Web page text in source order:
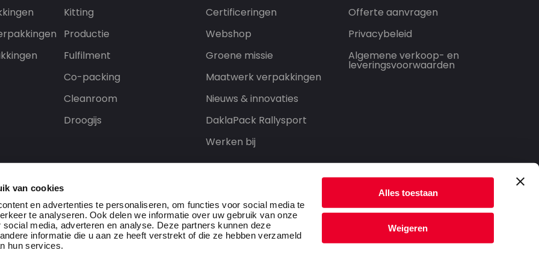
van cookies
en advertenties te personaliseren, om functies voor social media te
te analyseren. Ook delen we informatie over uw gebruik van onze
media, adverteren en analyse. Deze partners kunnen deze
informatie die u aan ze heeft verstrekt of die ze hebben verzameld
hun services.
Alles toestaan
Weigeren
Kitting
Productie
Fulfilment
Co-packing
Cleanroom
Droogijs
Certificeringen
Webshop
Groene missie
Maatwerk verpakkingen
Nieuws & innovaties
DaklaPack Rallysport
Werken bij
Offerte aanvragen
Privacybeleid
Algemene verkoop- en
leveringsvoorwaarden